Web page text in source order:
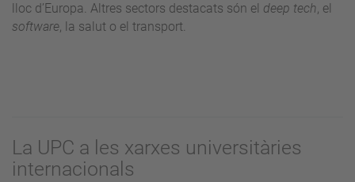
lloc d’Europa. Altres sectors destacats són el deep tech, el
software, la salut o el transport.
La UPC a les xarxes universitàries
internacionals